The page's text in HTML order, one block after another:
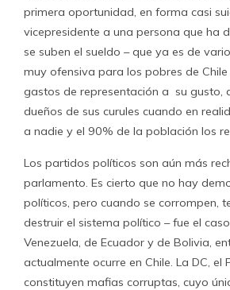
primera oportunidad, en forma casi
vicepresidente a una persona que ha
se suben el sueldo – que ya es de
muy ofensiva para los pobres de
gastos de representación a su gusto,
dueños de sus curules cuando en
a nadie y el 90% de la población los
Los partidos políticos son aún más
parlamento. Es cierto que no hay
políticos, pero cuando se corrompen,
destruir el sistema político – fue el
Venezuela, de Ecuador y de Bolivia,
actualmente ocurre en Chile. La DC, el
constituyen mafias corruptas, cuyo